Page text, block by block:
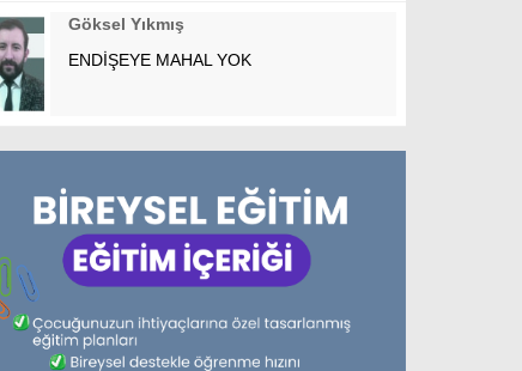
Göksel Yıkmış
ENDİŞEYE MAHAL YOK